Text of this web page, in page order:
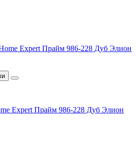
Expert Прайм 986-228 Дуб Элион